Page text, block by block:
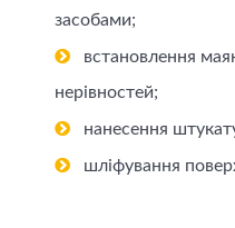
засобами;
встановлення
нерівностей;
нанесення
шліфування